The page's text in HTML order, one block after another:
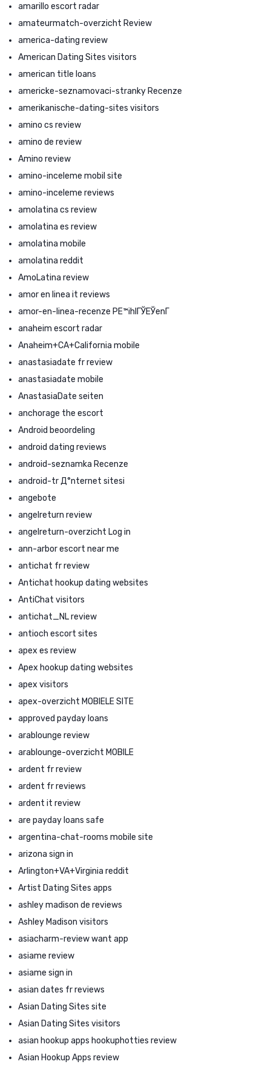
amarillo escort radar
amateurmatch-overzicht Review
america-dating review
American Dating Sites visitors
american title loans
americke-seznamovaci-stranky Recenze
amerikanische-dating-sites visitors
amino cs review
amino de review
Amino review
amino-inceleme mobil site
amino-inceleme reviews
amolatina cs review
amolatina es review
amolatina mobile
amolatina reddit
AmoLatina review
amor en linea it reviews
amor-en-linea-recenze PЕ™ihlГЎЕЎenГ­
anaheim escort radar
Anaheim+CA+California mobile
anastasiadate fr review
anastasiadate mobile
AnastasiaDate seiten
anchorage the escort
Android beoordeling
android dating reviews
android-seznamka Recenze
android-tr Д°nternet sitesi
angebote
angelreturn review
angelreturn-overzicht Log in
ann-arbor escort near me
antichat fr review
Antichat hookup dating websites
AntiChat visitors
antichat_NL review
antioch escort sites
apex es review
Apex hookup dating websites
apex visitors
apex-overzicht MOBIELE SITE
approved payday loans
arablounge review
arablounge-overzicht MOBILE
ardent fr review
ardent fr reviews
ardent it review
are payday loans safe
argentina-chat-rooms mobile site
arizona sign in
Arlington+VA+Virginia reddit
Artist Dating Sites apps
ashley madison de reviews
Ashley Madison visitors
asiacharm-review want app
asiame review
asiame sign in
asian dates fr reviews
Asian Dating Sites site
Asian Dating Sites visitors
asian hookup apps hookuphotties review
Asian Hookup Apps review